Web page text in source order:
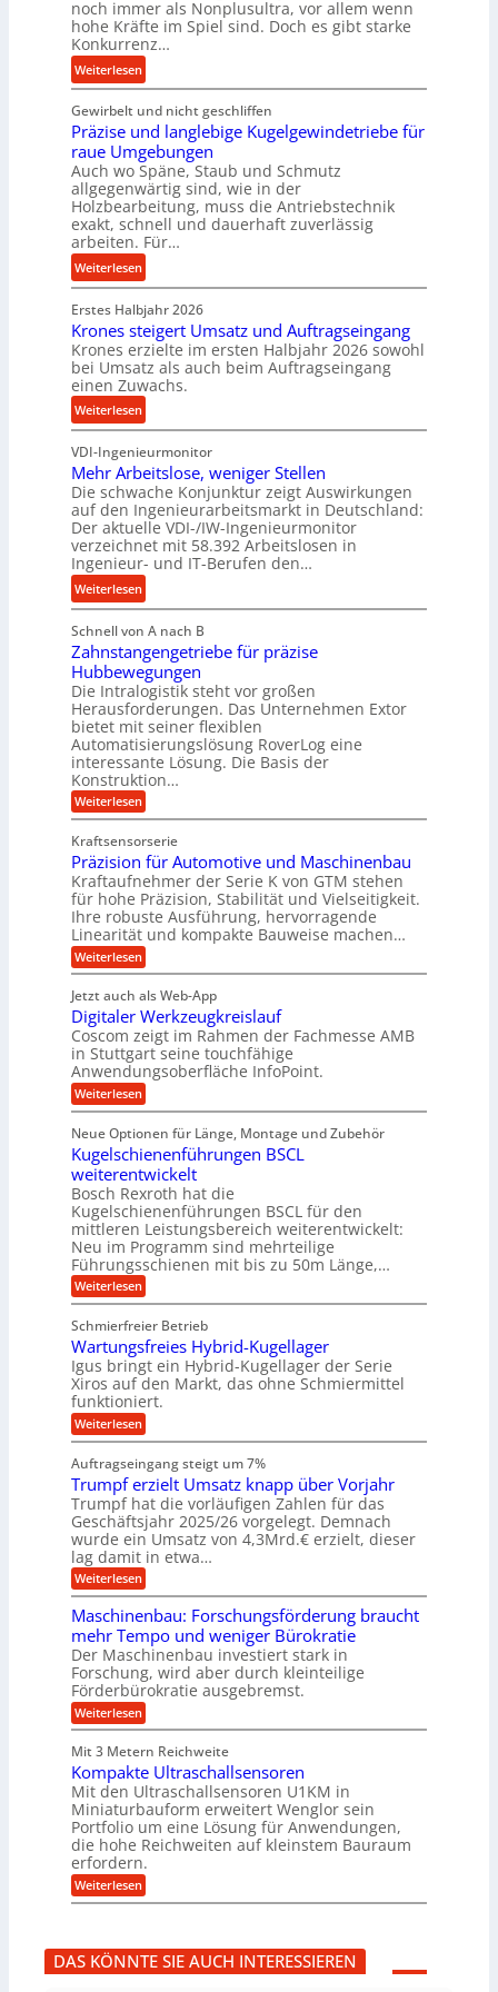
m
a
n
c
b
e
i
m
D
r
ü
c
k
p
r
o
z
e
s
noch immer als Nonplusultra, vor allem wenn
hohe Kräfte im Spiel sind. Doch es gibt starke
Konkurrenz…
Weiterlesen:
K
u
g
e
l
g
e
w
i
n
e
t
r
i
b
u
n
d
H
y
d
r
a
l
i
k
i
m
V
e
r
g
e
c
h
Gewirbelt und nicht geschliffen
Präzise und langlebige Kugelgewindetriebe für
raue Umgebungen
Auch wo Späne, Staub und Schmutz
allgegenwärtig sind, wie in der
Holzbearbeitung, muss die Antriebstechnik
exakt, schnell und dauerhaft zuverlässig
arbeiten. Für…
Weiterlesen:
P
r
ä
z
i
s
e
u
n
d
l
a
n
g
e
b
i
g
e
K
u
g
e
l
g
e
w
i
n
d
e
t
i
e
b
e
f
ü
r
r
a
u
e
U
m
g
e
b
u
n
g
e
n
Erstes Halbjahr 2026
Krones steigert Umsatz und Auftragseingang
Krones erzielte im ersten Halbjahr 2026 sowohl
bei Umsatz als auch beim Auftragseingang
einen Zuwachs.
Weiterlesen:
K
r
o
n
e
s
s
t
e
g
e
r
t
U
m
s
a
t
u
n
d
A
u
f
t
r
a
g
s
e
i
g
a
n
g
VDI-Ingenieurmonitor
Mehr Arbeitslose, weniger Stellen
Die schwache Konjunktur zeigt Auswirkungen
auf den Ingenieurarbeitsmarkt in Deutschland:
Der aktuelle VDI-/IW-Ingenieurmonitor
verzeichnet mit 58.392 Arbeitslosen in
Ingenieur- und IT-Berufen den…
Weiterlesen:
M
e
h
r
A
r
b
e
i
t
s
l
o
s
e
,
w
e
n
i
g
e
r
S
t
e
l
l
e
n
Schnell von A nach B
Zahnstangengetriebe für präzise
Hubbewegungen
Die Intralogistik steht vor großen
Herausforderungen. Das Unternehmen Extor
bietet mit seiner flexiblen
Automatisierungslösung RoverLog eine
interessante Lösung. Die Basis der
Konstruktion…
Weiterlesen:
Z
h
n
s
t
a
n
g
e
n
e
t
r
i
e
b
e
f
r
p
r
ä
z
i
s
e
H
u
b
e
w
e
g
u
n
g
e
Kraftsensorserie
Präzision für Automotive und Maschinenbau
Kraftaufnehmer der Serie K von GTM stehen
für hohe Präzision, Stabilität und Vielseitigkeit.
Ihre robuste Ausführung, hervorragende
Linearität und kompakte Bauweise machen…
Weiterlesen:
P
ä
z
i
s
i
o
n
f
r
A
u
t
o
m
o
t
i
v
e
n
d
M
a
s
c
h
i
e
n
b
a
u
Jetzt auch als Web-App
Digitaler Werkzeugkreislauf
Coscom zeigt im Rahmen der Fachmesse AMB
in Stuttgart seine touchfähige
Anwendungsoberfläche InfoPoint.
Weiterlesen:
D
g
i
t
a
l
e
r
W
e
r
k
z
e
u
g
k
r
e
i
s
a
u
Neue Optionen für Länge, Montage und Zubehör
Kugelschienenführungen BSCL
weiterentwickelt
Bosch Rexroth hat die
Kugelschienenführungen BSCL für den
mittleren Leistungsbereich weiterentwickelt:
Neu im Programm sind mehrteilige
Führungsschienen mit bis zu 50m Länge,…
Weiterlesen:
K
g
e
l
s
c
h
i
e
e
n
f
ü
h
r
u
n
g
e
n
B
S
C
L
w
e
i
t
e
r
e
n
t
w
i
c
k
e
Schmierfreier Betrieb
Wartungsfreies Hybrid-Kugellager
Igus bringt ein Hybrid-Kugellager der Serie
Xiros auf den Markt, das ohne Schmiermittel
funktioniert.
Weiterlesen:
W
r
t
u
n
g
s
r
e
e
s
H
y
b
r
i
d
-
u
g
e
l
a
g
e
r
Auftragseingang steigt um 7%
Trumpf erzielt Umsatz knapp über Vorjahr
Trumpf hat die vorläufigen Zahlen für das
Geschäftsjahr 2025/26 vorgelegt. Demnach
wurde ein Umsatz von 4,3Mrd.€ erzielt, dieser
lag damit in etwa…
Weiterlesen:
T
u
m
p
f
e
r
z
i
e
t
U
m
s
a
t
z
k
n
p
ü
Maschinenbau: Forschungsförderung braucht
mehr Tempo und weniger Bürokratie
Der Maschinenbau investiert stark in
Forschung, wird aber durch kleinteilige
Förderbürokratie ausgebremst.
Weiterlesen:
M
s
c
h
i
n
e
n
b
a
u
r
s
Mit 3 Metern Reichweite
Kompakte Ultraschallsensoren
Mit den Ultraschallsensoren U1KM in
Miniaturbauform erweitert Wenglor sein
Portfolio um eine Lösung für Anwendungen,
die hohe Reichweiten auf kleinstem Bauraum
erfordern.
Weiterlesen:
K
p
a
k
DAS KÖNNTE SIE AUCH INTERESSIEREN